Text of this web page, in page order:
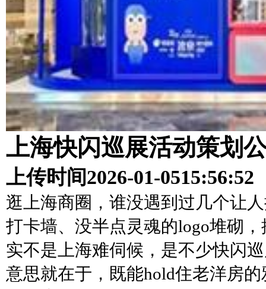
上海快闪巡展活动策划
上传时间2026-01-0515:56:52
逛上海商圈，谁没遇到过几个让
打卡墙、没半点灵魂的logo堆砌
实不是上海难伺候，是不少快闪
意思就在于，既能hold住老洋房